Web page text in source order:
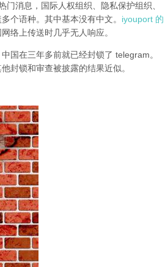
消息，国际人权组织、隐私保护组织、
个语种。其中基本没有中文。 iyouport 的
络上传送时几乎无人响应。
国在三年多前就已经封锁了 telegram。
封锁和审查被披露的结果近似。